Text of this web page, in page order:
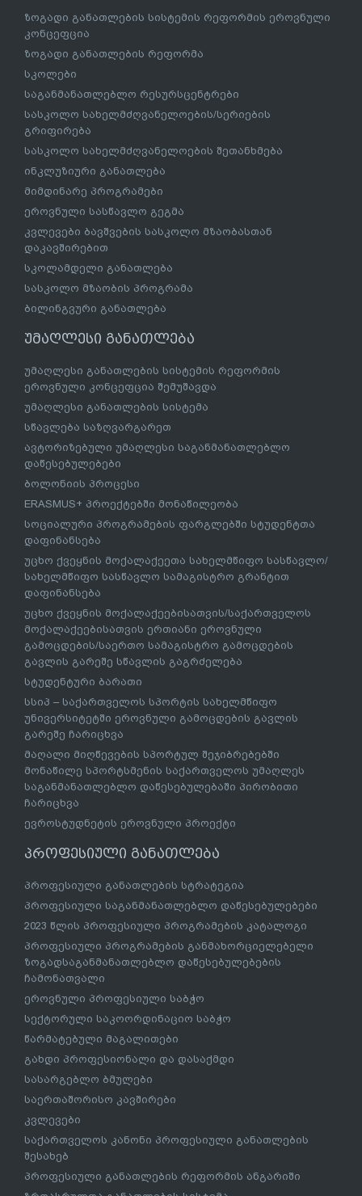
ზოგადი განათლების სისტემის რეფორმის ეროვნული
კონცეფცია
ზოგადი განათლების რეფორმა
სკოლები
საგანმანათლებლო რესურსცენტრები
სასკოლო სახელმძღვანელოების/სერიების
გრიფირება
სასკოლო სახელმძღვანელოების შეთანხმება
ინკლუზიური განათლება
მიმდინარე პროგრამები
ეროვნული სასწავლო გეგმა
კვლევები ბავშვების სასკოლო მზაობასთან
დაკავშირებით
სკოლამდელი განათლება
სასკოლო მზაობის პროგრამა
ბილინგვური განათლება
უმაღლესი განათლება
უმაღლესი განათლების სისტემის რეფორმის
ეროვნული კონცეფცია შემუშავდა
უმაღლესი განათლების სისტემა
სწავლება საზღვარგარეთ
ავტორიზებული უმაღლესი საგანმანათლებლო
დაწესებულებები
ბოლონიის პროცესი
ERASMUS+ პროექტებში მონაწილეობა
სოციალური პროგრამების ფარგლებში სტუდენტთა
დაფინანსება
უცხო ქვეყნის მოქალაქეეთა სახელმწიფო სასწავლო/
სახელმწიფო სასწავლო სამაგისტრო გრანტით
დაფინანსება
უცხო ქვეყნის მოქალაქეებისათვის/საქართველოს
მოქალაქეებისათვის ერთიანი ეროვნული
გამოცდების/საერთო სამაგისტრო გამოცდების
გავლის გარეშე სწავლის გაგრძელება
სტუდენტური ბარათი
სსიპ – საქართველოს სპორტის სახელმწიფო
უნივერსიტეტში ეროვნული გამოცდების გავლის
გარეშე ჩარიცხვა
მაღალი მიღწევების სპორტულ შეჯიბრებებში
მონაწილე სპორტსმენის საქართველოს უმაღლეს
საგანმანათლებლო დაწესებულებაში პირობითი
ჩარიცხვა
ევროსტუდნეტის ეროვნული პროექტი
პროფესიული განათლება
პროფესიული განათლების სტრატეგია
პროფესიული საგანმანათლებლო დაწესებულებები
2023 წლის პროფესიული პროგრამების კატალოგი
პროფესიული პროგრამების განმახორციელებელი
ზოგადსაგანმანათლებლო დაწესებულებების
ჩამონათვალი
ეროვნული პროფესიული საბჭო
სექტორული საკოორდინაციო საბჭო
წარმატებული მაგალითები
გახდი პროფესიონალი და დასაქმდი
სასარგებლო ბმულები
საერთაშორისო კავშირები
კვლევები
საქართველოს კანონი პროფესიული განათლების
შესახებ
პროფესიული განათლების რეფორმის ანგარიში